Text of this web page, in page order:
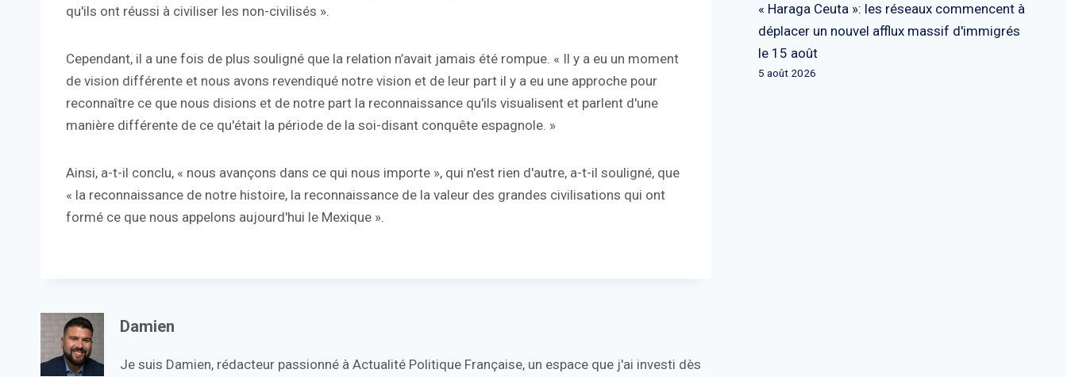
qu'ils ont réussi à civiliser les non-civilisés ».
Cependant, il a une fois de plus souligné que la relation n’avait jamais été rompue. « Il y a eu un moment
de vision différente et nous avons revendiqué notre vision et de leur part il y a eu une approche pour
reconnaître ce que nous disions et de notre part la reconnaissance qu'ils visualisent et parlent d'une
manière différente de ce qu'était la période de la soi-disant conquête espagnole. »
Ainsi, a-t-il conclu, « nous avançons dans ce qui nous importe », qui n'est rien d'autre, a-t-il souligné, que
« la reconnaissance de notre histoire, la reconnaissance de la valeur des grandes civilisations qui ont
formé ce que nous appelons aujourd'hui le Mexique ».
Damien
Je suis Damien, rédacteur passionné à Actualité Politique Française, un espace que j'ai investi dès
« Haraga Ceuta »: les réseaux commencent à
déplacer un nouvel afflux massif d'immigrés
le 15 août
5 août 2026